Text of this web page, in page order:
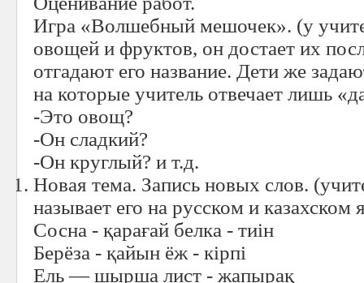
Игра «Волшебный мешочек». (у
овощей и фруктов, он достает их
отгадают его название. Дети же
на которые учитель отвечает лишь
-Это овощ?
-Он сладкий?
-Он круглый? и т.д.
Новая тема. Запись новых слов.
называет его на русском и казахском
Сосна - қарағай белка - тиін
Берёза - қайын ёж - кірпi
Ель — шырша лист - жапырақ